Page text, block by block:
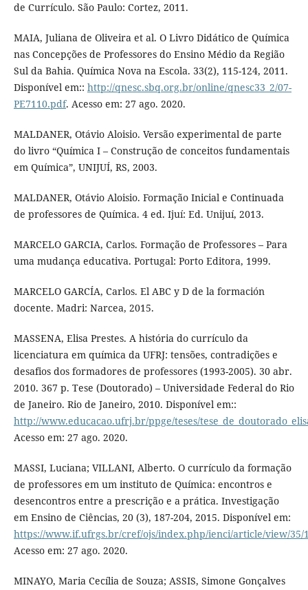
de Currículo. São Paulo: Cortez, 2011.
MAIA, Juliana de Oliveira et al. O Livro Didático de Química
nas Concepções de Professores do Ensino Médio da Região
Sul da Bahia. Química Nova na Escola. 33(2), 115-124, 2011.
Disponível em:: http://qnesc.sbq.org.br/online/qnesc33_2/07-
PE7110.pdf. Acesso em: 27 ago. 2020.
MALDANER, Otávio Aloisio. Versão experimental de parte
do livro “Química I – Construção de conceitos fundamentais
em Química”, UNIJUÍ, RS, 2003.
MALDANER, Otávio Aloisio. Formação Inicial e Continuada
de professores de Química. 4 ed. Ijuí: Ed. Unijuí, 2013.
MARCELO GARCIA, Carlos. Formação de Professores – Para
uma mudança educativa. Portugal: Porto Editora, 1999.
MARCELO GARCÍA, Carlos. El ABC y D de la formación
docente. Madri: Narcea, 2015.
MASSENA, Elisa Prestes. A história do currículo da
licenciatura em química da UFRJ: tensões, contradições e
desafios dos formadores de professores (1993-2005). 30 abr.
2010. 367 p. Tese (Doutorado) – Universidade Federal do Rio
de Janeiro. Rio de Janeiro, 2010. Disponível em::
http://www.educacao.ufrj.br/ppge/teses/
Acesso em: 27 ago. 2020.
MASSI, Luciana; VILLANI, Alberto. O currículo da formação
de professores em um instituto de Química: encontros e
desencontros entre a prescrição e a prática. Investigação
em Ensino de Ciências, 20 (3), 187-204, 2015. Disponível em:
https://www.if.ufrgs.br/cref/ojs/index.php/ienci/article/view/35/
Acesso em: 27 ago. 2020.
MINAYO, Maria Cecília de Souza; ASSIS, Simone Gonçalves